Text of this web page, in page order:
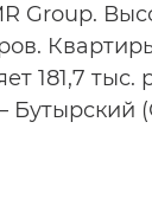
Group.
181,7 тыс.
Бутырский